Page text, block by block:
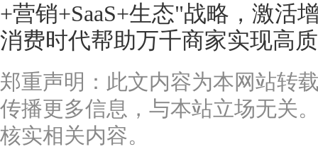
+营销+SaaS+生态"战略，激活
消费时代帮助万千商家实现高
郑重声明：此文内容为本网站转
传播更多信息，与本站立场无关
核实相关内容。